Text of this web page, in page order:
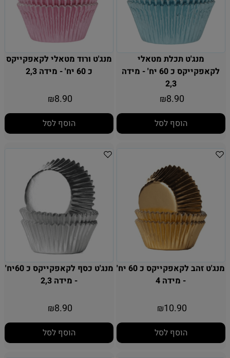
מנג'ט תכלת מטאלי
לקאפקייקס כ 60 יח' - מידה
2,3
₪8.90
הוסף לסל
מנג'ט ורוד מטאלי לקאפקייקס
כ 60 יח' - מידה 2,3
₪8.90
הוסף לסל
מנג'ט זהב לקאפקייקס כ 60 יח'
- מידה 4
₪10.90
הוסף לסל
מנג'ט כסף לקאפקייקס כ 60יח'
- מידה 2,3
₪8.90
הוסף לסל